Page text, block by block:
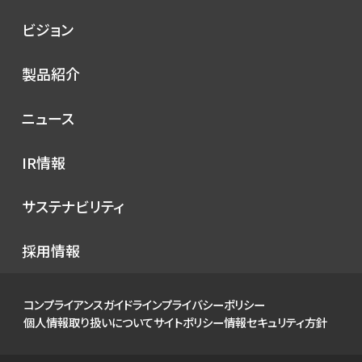
会社概要
ビジョン
トップメッセージ
製品紹介
コンセプト
シノプスのこだわり
ニュース
プレスリリース
イベント
お知らせ
IR情報
IRニュース
財務ハイライト
IRライブラリ
サステナビリティ
環境
ガバナンス
採用情報
コンプライアンスガイドラインプライバシーポリシー
個人情報取り扱いについてサイトポリシー情報セキュリティ方針